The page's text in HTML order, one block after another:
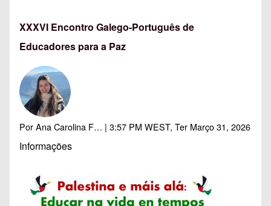
XXXVI Encontro Galego-Português de
Educadores para a Paz
PorAna Carolina F… | 3:57 PM WEST, Ter Março 31, 2026
Informações